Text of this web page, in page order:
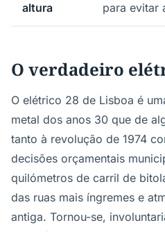
altura
para evitar
O verdadeiro
O elétrico 28 de Lisboa é
metal dos anos 30 que de
tanto à revolução de 1974
decisões orçamentais
quilómetros de carril de
das ruas mais íngremes e
antiga. Tornou-se,